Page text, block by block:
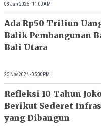
03 Jan 2025 - 11:00AM
Ada Rp50 Triliun Uang China
Balik Pembangunan
Bali Utara
25 Nov 2024 - 05:30PM
Refleksi 10 Tahun
Berikut Sederet
yang Dibangun